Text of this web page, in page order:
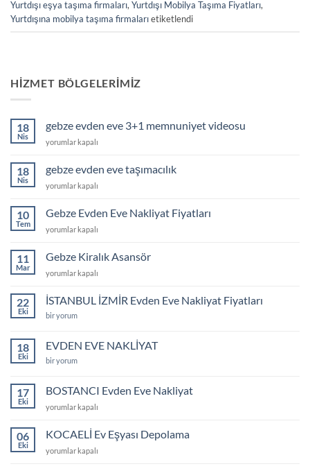
Yurtdışı eşya taşıma firmaları, Yurtdışı Mobilya Taşıma Fiyatları,
Yurtdışına mobilya taşıma firmalarıetiketlendi
HIZMET BÖLGELERIMIZ
18
Nis
gebze evden eve 3+1 memnuniyet videosu
gebze
3+1
memnuniyet
için
yorumlar kapalı
18
Nis
gebze evden eve taşımacılık
gebze
eve
için
yorumlar kapalı
10
Tem
Gebze Evden Eve Nakliyat Fiyatları
Gebze
Eve
Fiyatları
yorumlar kapalı
11
Mar
Gebze Kiralık Asansör
Gebze
Asansör
yorumlar kapalı
22
Eki
İSTANBUL İZMİR Evden Eve Nakliyat Fiyatları
İSTANBUL
Eve
Nakliyat
Fiyatları
bir yorum
18
Eki
EVDEN EVE NAKLİYAT
EVDEN
için
bir yorum
17
Eki
BOSTANCI Evden Eve Nakliyat
BOSTANCI
Eve
için
yorumlar kapalı
06
Eki
KOCAELİ Ev Eşyası Depolama
KOCAELİ
yorumlar kapalı